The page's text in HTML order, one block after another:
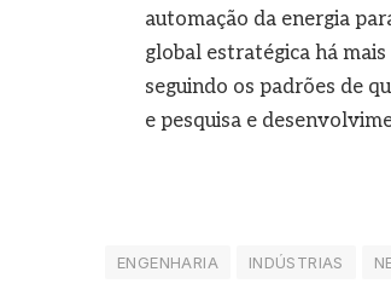
automação da energia
global estratégica há
seguindo os padrões de
e pesquisa e
ENGENHARIA INDÚSTRIAS